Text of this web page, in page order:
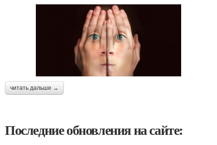
читать дальше →
Последние обновления на сайте: